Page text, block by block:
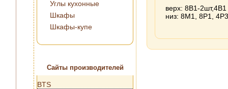
Углы кухонные
Шкафы
Шкафы-купе
Сайты производителей
BTS
верх: 8В1-2шт,4В1
низ: 8М1, 8Р1, 4Р3